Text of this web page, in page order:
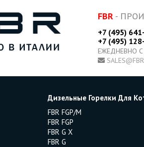
FBR -
+7 (495)
+7 (495)
ЕЖЕДНЕВНО
Дизельные Горелки Для
FBR FGP/M
FBR FGP
FBR G X
FBR G